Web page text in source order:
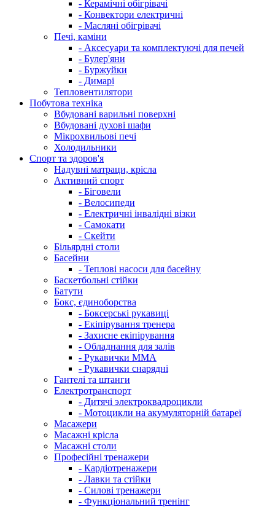
- Керамічні обігрівачі
- Конвектори електричні
- Масляні обігрівачі
Печі, каміни
- Аксесуари та комплектуючі для печей
- Булер'яни
- Буржуйки
- Димарі
Тепловентилятори
Побутова техніка
Вбудовані варильні поверхні
Вбудовані духові шафи
Мікрохвильові печі
Холодильники
Спорт та здоров'я
Надувні матраци, крісла
Активний спорт
- Біговели
- Велосипеди
- Електричні інвалідні візки
- Самокати
- Скейти
Більярдні столи
Басейни
- Теплові насоси для басейну
Баскетбольні стійки
Батути
Бокс, єдиноборства
- Боксерські рукавиці
- Екіпірування тренера
- Захисне екіпірування
- Обладнання для залів
- Рукавички ММА
- Рукавички снарядні
Гантелі та штанги
Електротранспорт
- Дитячі электроквадроцикли
- Мотоцикли на акумуляторній батареї
Масажери
Масажні крісла
Масажні столи
Професійні тренажери
- Кардіотренажери
- Лавки та стійки
- Силові тренажери
- Функціональний тренінг